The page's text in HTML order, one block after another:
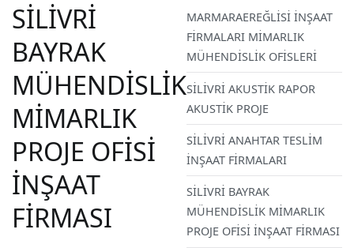
SİLİVRİ
BAYRAK
MÜHENDİSLİK
MİMARLIK
PROJE OFİSİ
İNŞAAT
FİRMASI
MARMARAEREĞLİSİ İNŞAAT
FİRMALARI MİMARLIK
MÜHENDİSLİK OFİSLERİ
SİLİVRİ AKUSTİK RAPOR
AKUSTİK PROJE
SİLİVRİ ANAHTAR TESLİM
İNŞAAT FİRMALARI
SİLİVRİ BAYRAK
MÜHENDİSLİK MİMARLIK
PROJE OFİSİ İNŞAAT FİRMASI